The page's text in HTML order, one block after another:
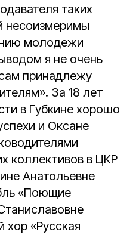
таких
несоизмеримы
молодежи
я не очень
принадлежу
За 18 лет
в Губкине хорошо
и Оксане
коллективов в ЦКР
Анатольевне
«Поющие
хор «Русская